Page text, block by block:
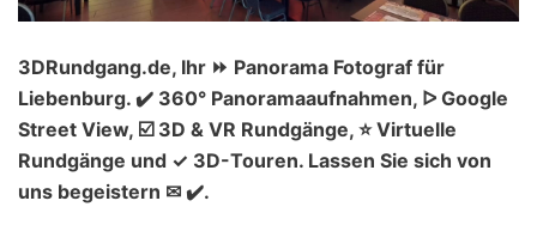
3DRundgang.de, Ihr ⏩ Panorama Fotograf für
Liebenburg. ✔️ 360° Panoramaaufnahmen, ᐅ Google
Street View, ☑️ 3D & VR Rundgänge, ⭐ Virtuelle
Rundgänge und ✓ 3D-Touren. Lassen Sie sich von
uns begeistern ✉ ✔️.